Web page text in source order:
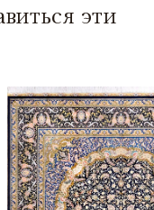
эти